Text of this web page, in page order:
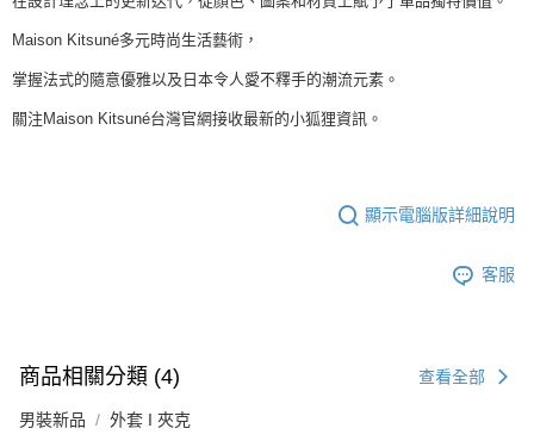
Maison Kitsuné多元時尚生活藝術，
掌握法式的隨意優雅以及日本令人愛不釋手的潮流元素。
關注Maison Kitsuné台灣官網接收最新的小狐狸資訊。
顯示電腦版詳細說明
客服
商品相關分類 (4) 查看全部
男裝新品 外套 I 夾克